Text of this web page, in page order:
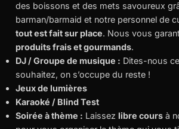
des boissons et des mets savoureux
barman/barmaid et notre personnel de
tout est fait sur place. Nous vous
produits frais et gourmands.
DJ / Groupe de musique : Dites-nous
souhaitez, on s’occupe du reste !
Jeux de lumières
Karaoké / Blind Test
Soirée à thème : Laissez libre coursà